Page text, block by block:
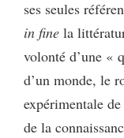
ses seules
in fine la
volonté d’une «
d’un monde, le
expérimentale
de la